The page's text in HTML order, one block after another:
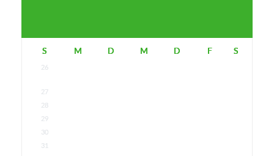
S M D M D F S
26
27
28
29
30
31